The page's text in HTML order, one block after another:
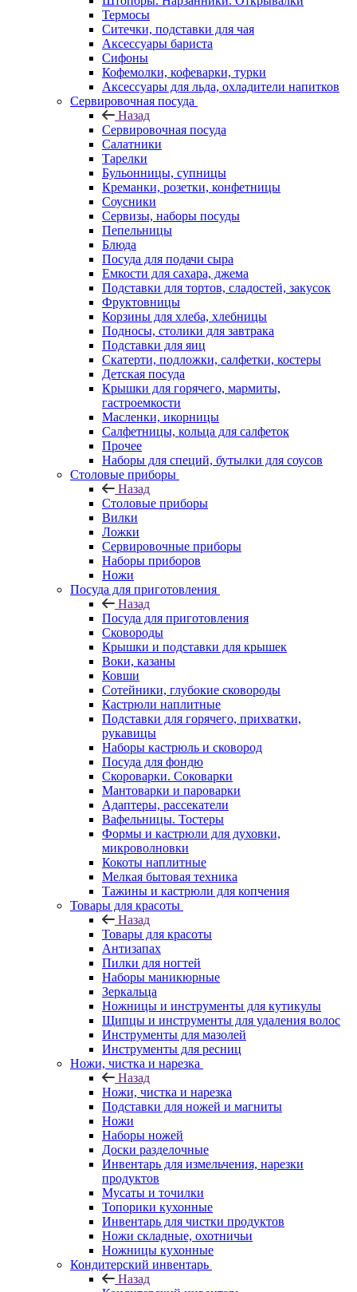
Термосы
Ситечки, подставки для чая
Аксессуары бариста
Сифоны
Кофемолки, кофеварки, турки
Аксессуары для льда, охладители напитков
Сервировочная посуда
Назад
Сервировочная посуда
Салатники
Тарелки
Бульонницы, супницы
Креманки, розетки, конфетницы
Соусники
Сервизы, наборы посуды
Пепельницы
Блюда
Посуда для подачи сыра
Емкости для сахара, джема
Подставки для тортов, сладостей, закусок
Фруктовницы
Корзины для хлеба, хлебницы
Подносы, столики для завтрака
Подставки для яиц
Скатерти, подложки, салфетки, костеры
Детская посуда
Крышки для горячего, мармиты,
гастроемкости
Масленки, икорницы
Салфетницы, кольца для салфеток
Прочее
Наборы для специй, бутылки для соусов
Столовые приборы
Назад
Столовые приборы
Вилки
Ложки
Сервировочные приборы
Наборы приборов
Ножи
Посуда для приготовления
Назад
Посуда для приготовления
Сковороды
Крышки и подставки для крышек
Воки, казаны
Ковши
Сотейники, глубокие сковороды
Кастрюли наплитные
Подставки для горячего, прихватки,
рукавицы
Наборы кастрюль и сковород
Посуда для фондю
Скороварки. Соковарки
Мантоварки и пароварки
Адаптеры, рассекатели
Вафельницы. Тостеры
Формы и кастрюли для духовки,
микроволновки
Кокоты наплитные
Мелкая бытовая техника
Тажины и кастрюли для копчения
Товары для красоты
Назад
Товары для красоты
Антизапах
Пилки для ногтей
Наборы маникюрные
Зеркальца
Ножницы и инструменты для кутикулы
Щипцы и инструменты для удаления волос
Инструменты для мазолей
Инструменты для ресниц
Ножи, чистка и нарезка
Назад
Ножи, чистка и нарезка
Подставки для ножей и магниты
Ножи
Наборы ножей
Доски разделочные
Инвентарь для измельчения, нарезки
продуктов
Мусаты и точилки
Топорики кухонные
Инвентарь для чистки продуктов
Ножи складные, охотничьи
Ножницы кухонные
Кондитерский инвентарь
Назад